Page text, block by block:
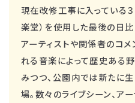
現在改修工事に入っている
楽堂）を使用した最後の日
アーティストや関係者のコ
れる音楽によって歴史ある
みつつ、公園内では新たに
場。数々のライブシーン、ア